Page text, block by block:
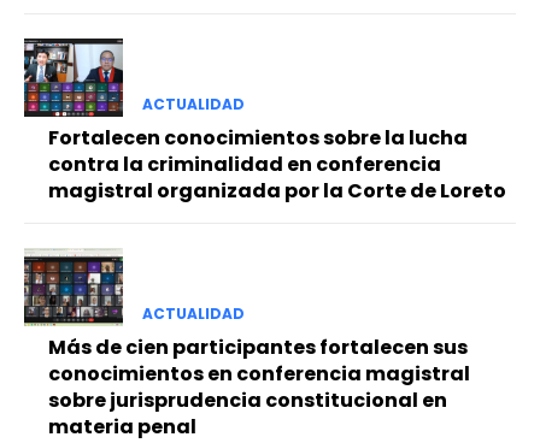
ACTUALIDAD
Fortalecen conocimientos sobre la lucha
contra la criminalidad en conferencia
magistral organizada por la Corte de Loreto
ACTUALIDAD
Más de cien participantes fortalecen sus
conocimientos en conferencia magistral
sobre jurisprudencia constitucional en
materia penal